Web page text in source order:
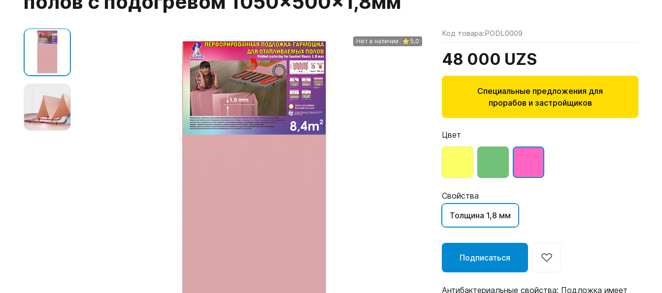
Нет в наличии 5,0
Код товара:PODL0009
48 000 UZS
Специальные предложения для
прорабов и застройщиков
Цвет
Свойства
Толщина 1,8 мм
Подписаться
Антибактериальные свойства: Подложка имеет